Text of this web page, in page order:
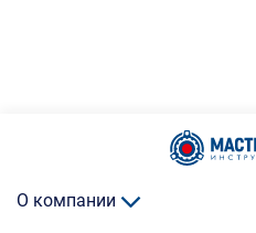
О компании